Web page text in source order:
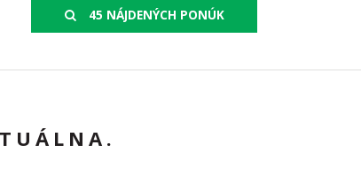
45 NÁJDENÝCH PONÚK